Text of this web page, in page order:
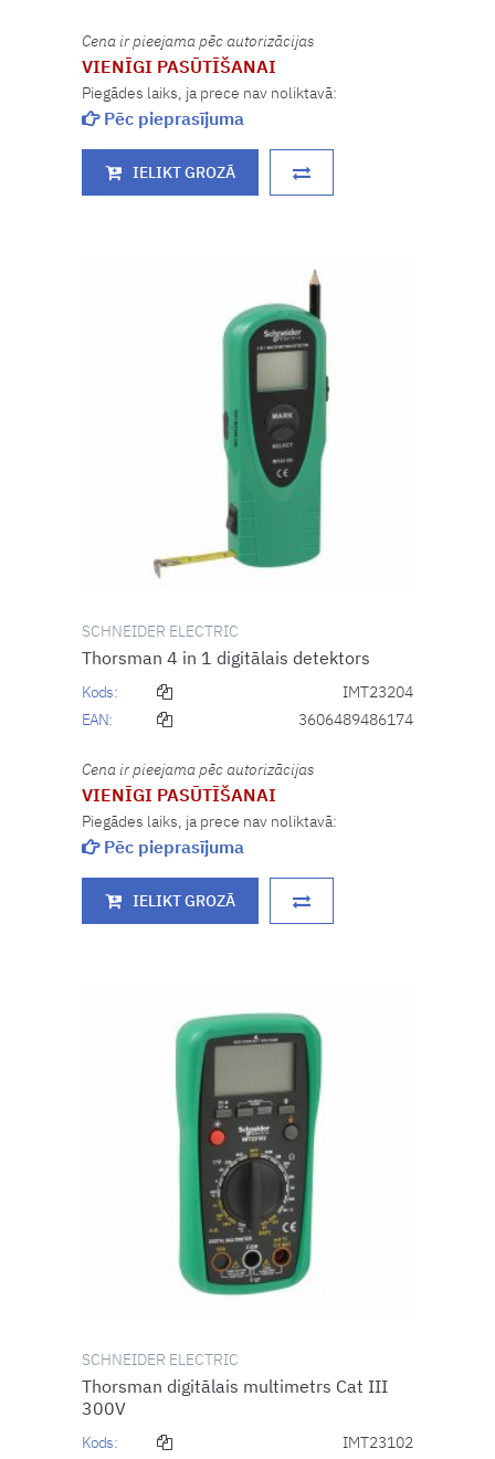
Cena ir pieejama pēc autorizācijas
VIENĪGI PASŪTĪŠANAI
Piegādes laiks, ja prece nav noliktavā:
Pēc pieprasījuma
IELIKT GROZĀ
SCHNEIDER ELECTRIC
Thorsman 4 in 1 digitālais detektors
Kods:
IMT23204
EAN:
3606489486174
Cena ir pieejama pēc autorizācijas
VIENĪGI PASŪTĪŠANAI
Piegādes laiks, ja prece nav noliktavā:
Pēc pieprasījuma
IELIKT GROZĀ
SCHNEIDER ELECTRIC
Thorsman digitālais multimetrs Cat III
300V
Kods:
IMT23102